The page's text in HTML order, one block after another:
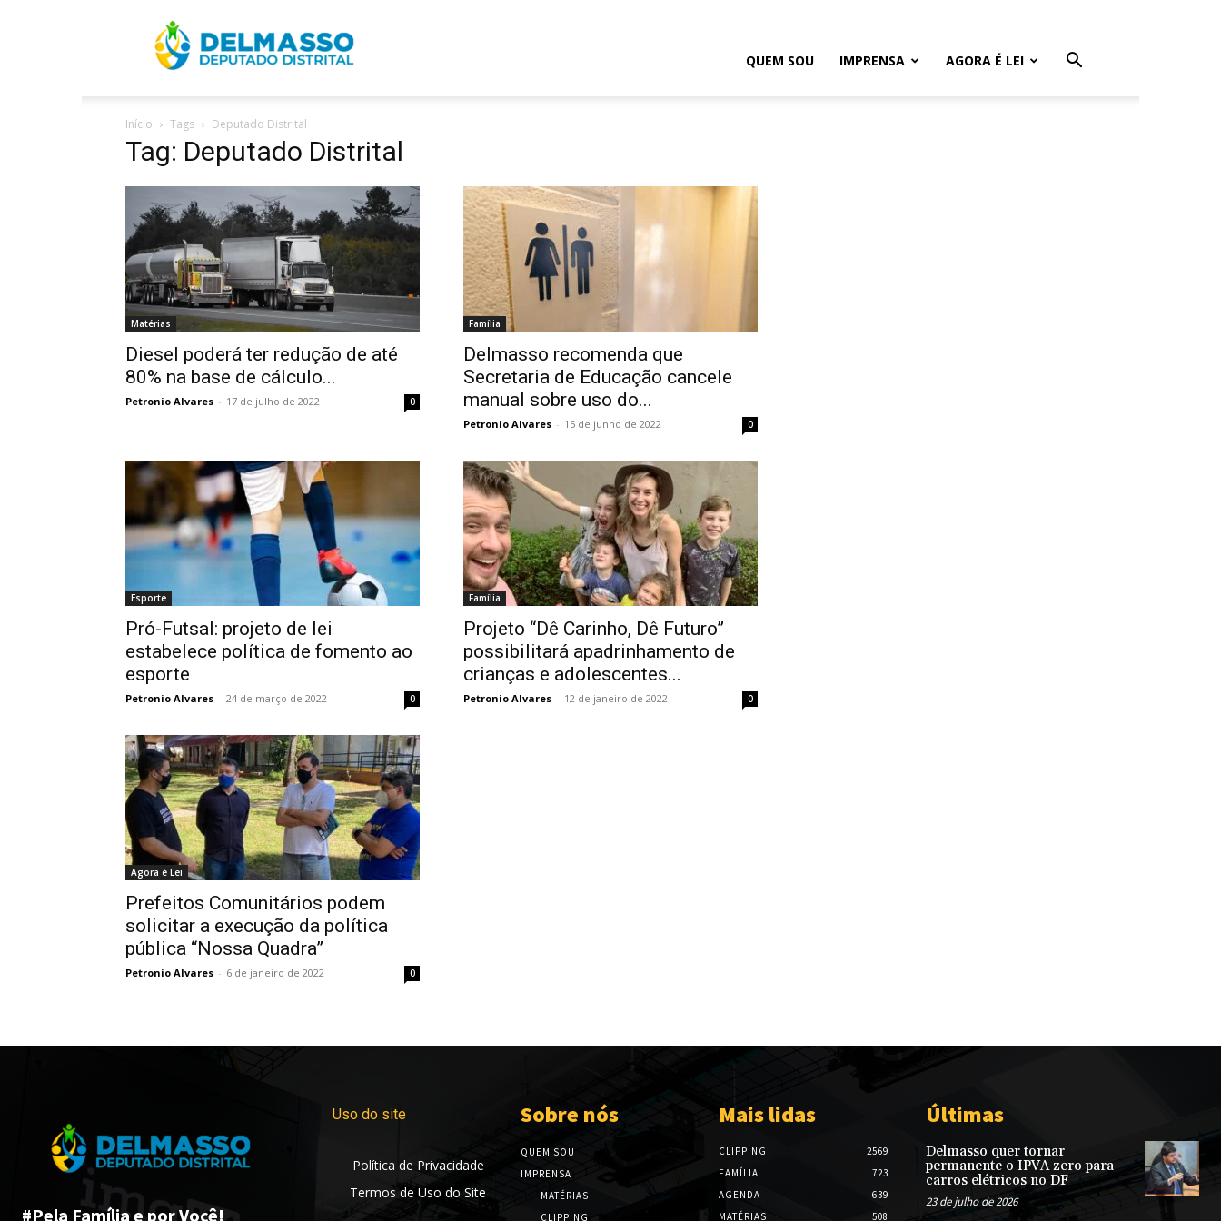
Delmasso
QUEM SOU IMPRENSA AGORA É LEI
Início Tags Deputado Distrital
Tag: Deputado Distrital
Matérias
Diesel poderá ter redução de até
80% na base de cálculo...
Petronio Alvares - 17 de julho de 2022 0
Família
Delmasso recomenda que
Secretaria de Educação cancele
manual sobre uso do...
Petronio Alvares - 15 de junho de 2022 0
Esporte
Pró-Futsal: projeto de lei
estabelece política de fomento ao
esporte
Petronio Alvares - 24 de março de 2022 0
Família
Projeto “Dê Carinho, Dê Futuro”
possibilitará apadrinhamento de
crianças e adolescentes...
Petronio Alvares - 12 de janeiro de 2022 0
Agora é Lei
Prefeitos Comunitários podem
solicitar a execução da política
pública “Nossa Quadra”
Petronio Alvares - 6 de janeiro de 2022 0
#Pela Família e por Você!
Uso do site
Política de Privacidade
Termos de Uso do Site
Sobre nós
QUEM SOU
IMPRENSA
MATÉRIAS
CLIPPING
Mais lidas
CLIPPING
2569
FAMÍLIA
723
AGENDA
639
MATÉRIAS
508
Últimas
Delmasso quer tornar
permanente o IPVA zero para
carros elétricos no DF
23 de julho de 2026